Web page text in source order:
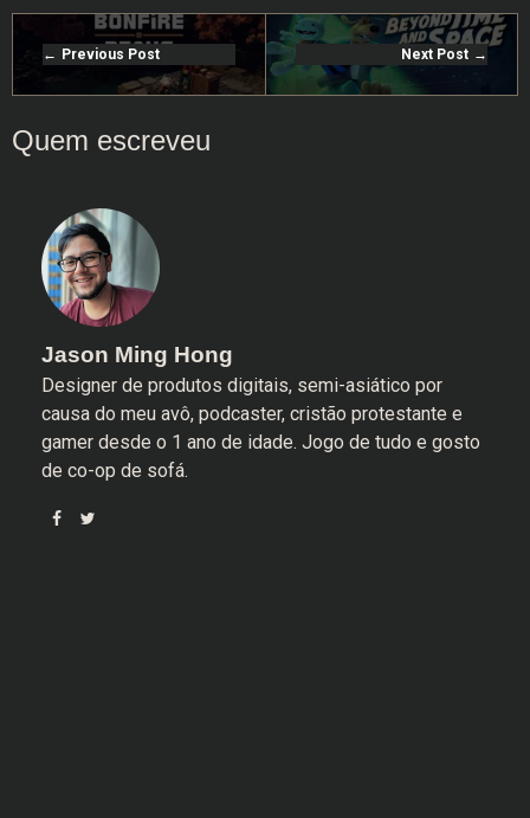
Previous Post Next Post
Jason Ming Hong
Designer de produtos digitais, semi-asiático por
causa do meu avô, podcaster, cristão protestante e
gamer desde o 1 ano de idade. Jogo de tudo e gosto
de co-op de sofá.